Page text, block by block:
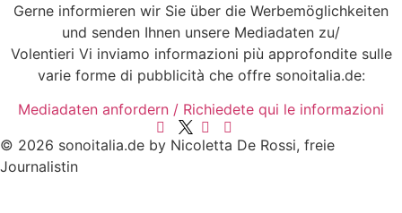
Gerne informieren wir Sie über die Werbemöglichkeiten
und senden Ihnen unsere Mediadaten zu/
Volentieri Vi inviamo informazioni più approfondite sulle
varie forme di pubblicità che offre sonoitalia.de:
Mediadaten anfordern / Richiedete qui le informazioni
© 2026 sonoitalia.de by Nicoletta De Rossi, freie
Journalistin